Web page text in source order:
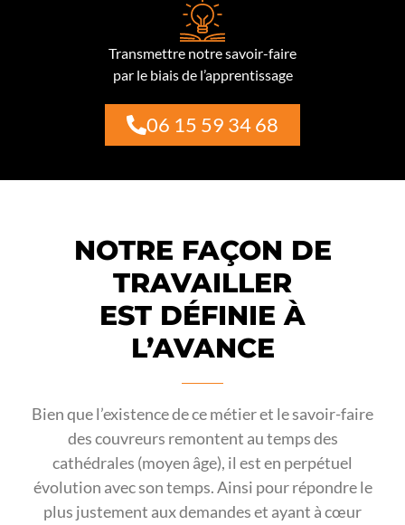
Transmettre notre savoir-faire
par le biais de l’apprentissage
06 15 59 34 68
NOTRE FAÇON DE
TRAVAILLER
EST DÉFINIE À
L’AVANCE
Bien que l’existence de ce métier et le savoir-faire
des couvreurs remontent au temps des
cathédrales (moyen âge), il est en perpétuel
évolution avec son temps. Ainsi pour répondre le
plus justement aux demandes et ayant à cœur